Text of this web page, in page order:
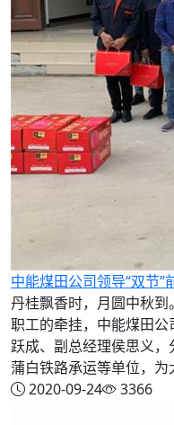
中能煤田公司领导“双节
丹桂飘香时，月圆中秋
职工的牵挂，中能煤田
跃成、副总经理侯思义，
蒲白铁路承运等单位，
2020-09-24
3366